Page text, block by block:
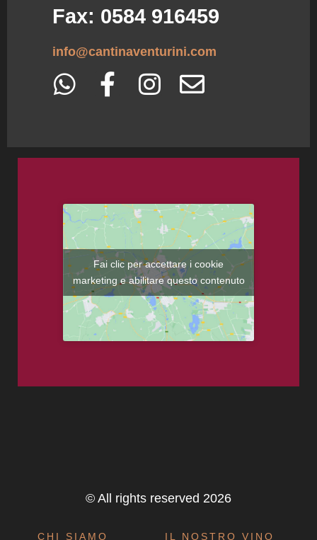
Fax: 0584 916459
info@cantinaventurini.com
Fai clic per accettare i cookie
marketing e abilitare questo contenuto
© All rights reserved 2026
CHI SIAMO IL NOSTRO VINO